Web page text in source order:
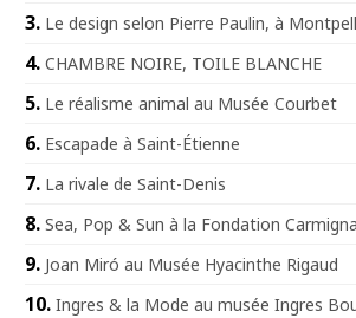
Le design selon Pierre Paulin, à
CHAMBRE NOIRE, TOILE BLANCHE
Le réalisme animal au Musée Courbet
Escapade à Saint-Étienne
La rivale de Saint-Denis
Sea, Pop & Sun à la Fondation
Joan Miró au Musée Hyacinthe Rigaud
Ingres & la Mode au musée Ingres